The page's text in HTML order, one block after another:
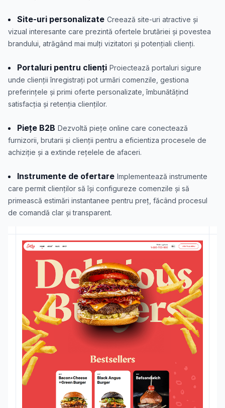
Site-uri personalizate Creează site-uri atractive și
vizual interesante care prezintă ofertele brutăriei și povestea
brandului, atrăgând mai mulți vizitatori și potențiali clienți.
Portaluri pentru clienți Proiectează portaluri sigure
unde clienții înregistrați pot urmări comenzile, gestiona
preferințele și primi oferte personalizate, îmbunătățind
satisfacția și retenția clienților.
Piețe B2B Dezvoltă piețe online care conectează
furnizorii, brutarii și clienții pentru a eficientiza procesele de
achiziție și a extinde rețelele de afaceri.
Instrumente de ofertare Implementează instrumente
care permit clienților să își configureze comenzile și să
primească estimări instantanee pentru preț, făcând procesul
de comandă clar și transparent.